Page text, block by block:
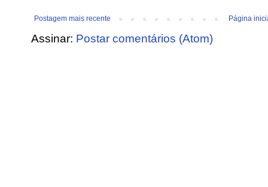
Postagem mais recente Página
Assinar: Postar comentários (Atom)